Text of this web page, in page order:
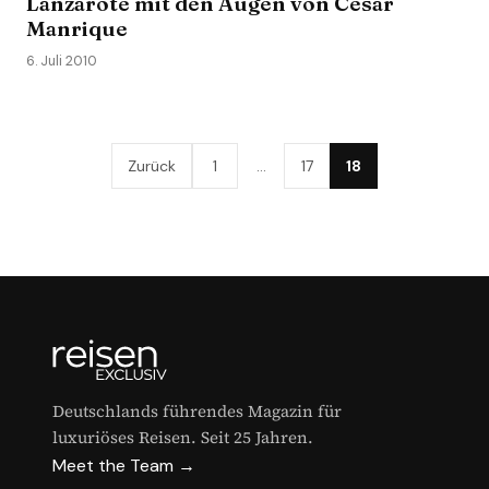
Manrique
6. Juli 2010
Zurück 1 17 18
Deutschlands führendes Magazin für
luxuriöses Reisen. Seit 25 Jahren.
Meet the Team →